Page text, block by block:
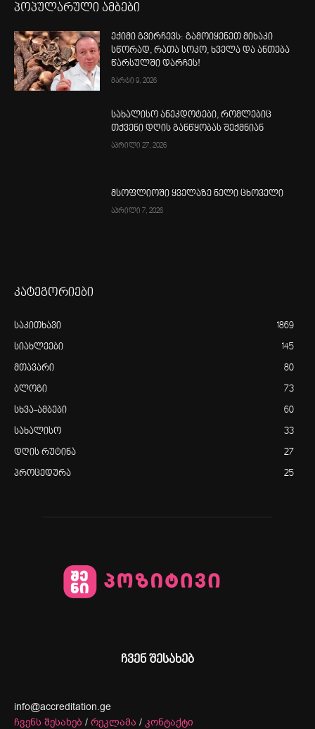
პოპულარული ამბები
ექიმი გვირჩევს: გამოიყენეთ მიხაკი
სწორად, რათა სოკო, ხველა და ანთება
წარსულში დარჩეს!
მარტი 9, 2026
სახალისო ანეკდოტები, რომლებიც
თქვენი დღის განწყობას შექმნიან
აპრილი 27, 2026
მსოფლიოში ყველაზე ნელი ცხოველი
აპრილი 7, 2026
კატეგორიები
საკითხავი 1869
სიახლეები 145
მთავარი 80
ბლოგი 73
სხვა-ამბები 60
სახალისო 33
დღის რუტინა 27
პროცედურა 25
ჩვენ შესახებ
info@accreditation.ge
ჩვენს შესახებ / რეკლამა / კონტაქტი